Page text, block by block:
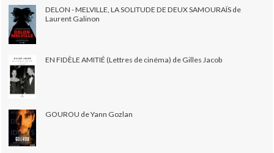
DELON - MELVILLE, LA SOLITUDE DE DEUX SAMOURAÏS de
Laurent Galinon
EN FIDÈLE AMITIÉ (Lettres de cinéma) de Gilles Jacob
GOUROU de Yann Gozlan